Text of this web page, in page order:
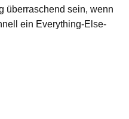
überraschend sein, wenn
ein Everything-Else-